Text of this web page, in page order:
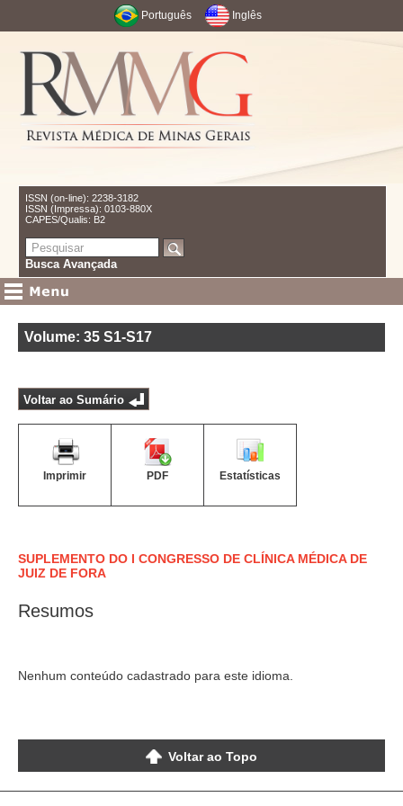
Português Inglês
ISSN (on-line): 2238-3182
ISSN (Impressa): 0103-880X
CAPES/Qualis: B2
Busca Avançada
Volume: 35 S1-S17
Voltar ao Sumário
Imprimir PDF Estatísticas
SUPLEMENTO DO I CONGRESSO DE CLÍNICA MÉDICA DE
JUIZ DE FORA
Resumos
Nenhum conteúdo cadastrado para este idioma.
Voltar ao Topo